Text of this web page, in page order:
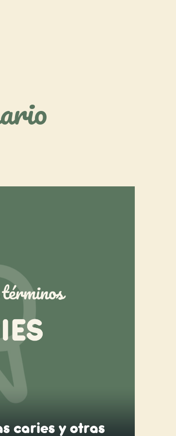
caries y otras